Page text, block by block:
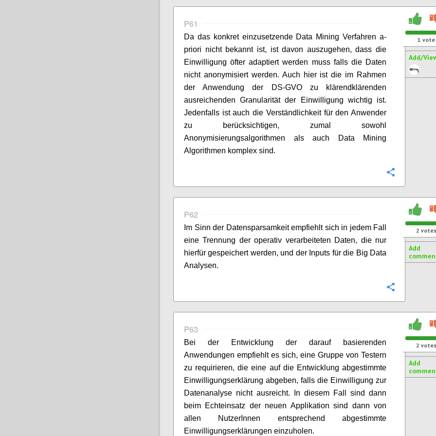
P61
Da das konkret einzusetzende Data Mining Verfahren a-
priori nicht bekannt ist, ist davon auszugehen, dass die
Einwilligung öfter adaptiert werden muss falls die Daten
nicht anonymisiert werden. Auch hier ist die im Rahmen
der Anwendung der DS-GVO zu klärendklärenden
ausreichenden Granularität der Einwilligung wichtig ist.
Jedenfalls ist auch die Verständlichkeit für den Anwender
zu berücksichtigen, zumal sowohl
Anonymisierungsalgorithmen als auch Data Mining
Algorithmen komplex sind.
1 vote
Add/
P62
Im Sinn der Datensparsamkeit empfiehlt sich in jedem Fall
eine Trennung der operativ verarbeiteten Daten, die nur
hierfür gespeichert werden, und der Inputs für die Big Data
Analysen.
2 votes
Add
P63
Bei der Entwicklung der darauf basierenden
Anwendungen empfiehlt es sich, eine Gruppe von Testern
zu requirieren, die eine auf die Entwicklung abgestimmte
Einwilligungserklärung abgeben, falls die Einwilligung zur
Datenanalyse nicht ausreicht. In diesem Fall sind dann
beim Echteinsatz der neuen Applikation sind dann von
allen NutzerInnen entsprechend abgestimmte
Einwilligungserklärungen einzuholen.
2 votes
Add